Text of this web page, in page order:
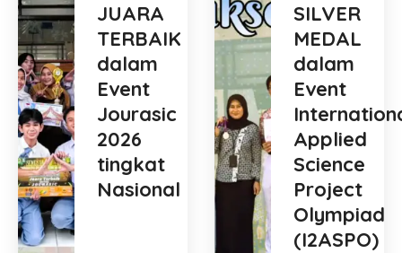
JUARA
TERBAIK
dalam
Event
Jourasic
2026
tingkat
Nasional
SILVER
MEDAL
dalam
Event
Applied
Science
Project
Olympiad
(I2ASPO)